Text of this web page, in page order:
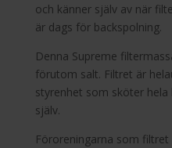
och känner själv av när
är dags för backspolning.
Denna Supreme
förutom salt. Filtret är
styrenhet som sköter hela
själv.
Föroreningarna som